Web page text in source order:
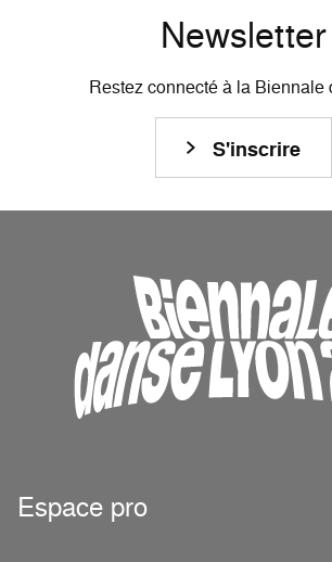
Newsletter
Restez connecté à la Biennale
S'inscrire
Espace pro